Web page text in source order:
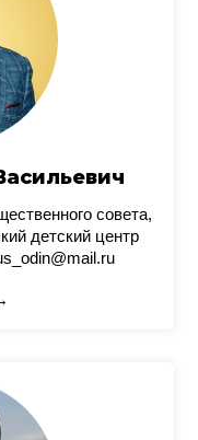
совета,
детский центр